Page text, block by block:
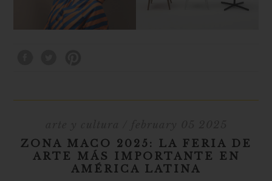
ZONA MACO 2025: LA FERIA DE
ARTE MÁS IMPORTANTE EN
AMÉRICA LATINA